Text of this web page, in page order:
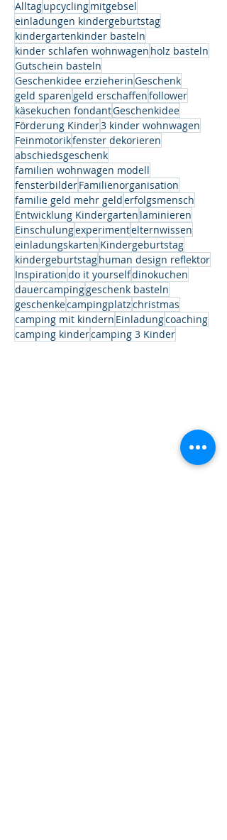
Alltagupcyclingmitgebsel
einladungen kindergeburtstag
kindergartenkinder basteln
kinder schlafen wohnwagen holz basteln
Gutschein basteln
Geschenkidee erzieherinGeschenk
geld sparengeld erschaffenfollower
käsekuchen fondantGeschenkidee
Förderung Kinder3 kinder wohnwagen
Feinmotorikfenster dekorieren
abschiedsgeschenk
familien wohnwagen modell
fensterbilderFamilienorganisation
familie geld mehr gelderfolgsmensch
Entwicklung Kindergarten laminieren
Einschulungexperimentelternwissen
einladungskarten Kindergeburtstag
kindergeburtstaghuman design reflektor
Inspirationdo it yourselfdinokuchen
dauercampinggeschenk basteln
geschenkecampingplatzchristmas
camping mit kindern Einladungcoaching
camping kindercamping 3 Kinder